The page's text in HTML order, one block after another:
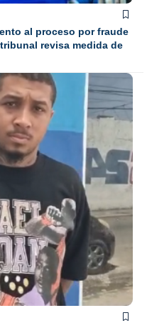
al proceso por fraude
revisa medida de